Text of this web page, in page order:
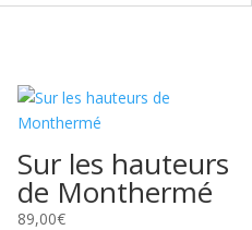
Sur les hauteurs
de Monthermé
89,00€